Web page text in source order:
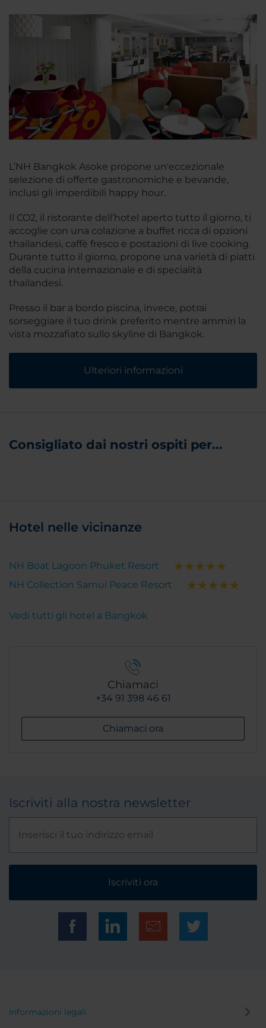
L’NH Bangkok Asoke propone un'eccezionale
selezione di offerte gastronomiche e bevande,
inclusi gli imperdibili happy hour.
Il CO2, il ristorante dell’hotel aperto tutto il giorno, ti
accoglie con una colazione a buffet ricca di opzioni
thailandesi, caffè fresco e postazioni di live cooking.
Durante tutto il giorno, propone una varietà di piatti
della cucina internazionale e di specialità
thailandesi.
Presso il bar a bordo piscina, invece, potrai
sorseggiare il tuo drink preferito mentre ammiri la
vista mozzafiato sullo skyline di Bangkok.
Ulteriori informazioni
Consigliato dai nostri ospiti per...
Hotel nelle vicinanze
NH Boat Lagoon Phuket Resort
NH Collection Samui Peace Resort
Vedi tutti gli hotel a Bangkok
Chiamaci
+34 91 398 46 61
Chiamaci ora
Iscriviti alla nostra newsletter
Iscriviti ora
Informazioni legali